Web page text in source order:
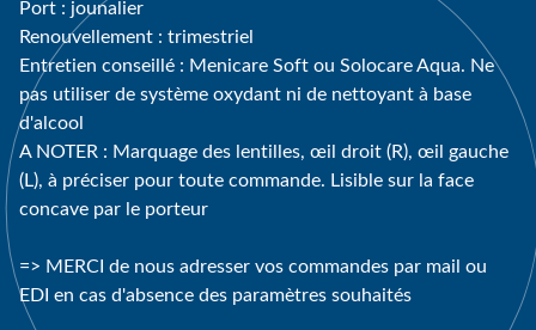
Port : jounalier
Renouvellement : trimestriel
Entretien conseillé : Menicare Soft ou Solocare Aqua. Ne
pas utiliser de système oxydant ni de nettoyant à base
d'alcool
A NOTER : Marquage des lentilles, œil droit (R), œil gauche
(L), à préciser pour toute commande. Lisible sur la face
concave par le porteur
=> MERCI de nous adresser vos commandes par mail ou
EDI en cas d'absence des paramètres souhaités